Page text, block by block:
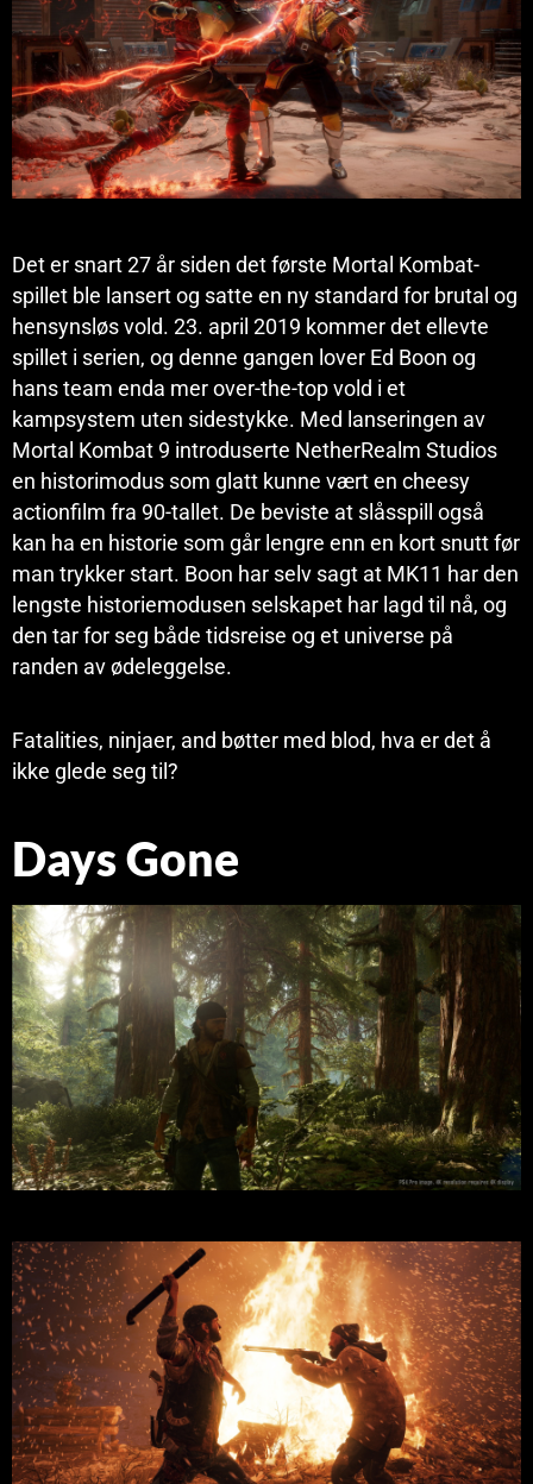
Det er snart 27 år siden det første Mortal Kombat-
spillet ble lansert og satte en ny standard for brutal og
hensynsløs vold. 23. april 2019 kommer det ellevte
spillet i serien, og denne gangen lover Ed Boon og
hans team enda mer over-the-top vold i et
kampsystem uten sidestykke. Med lanseringen av
Mortal Kombat 9 introduserte NetherRealm Studios
en historimodus som glatt kunne vært en cheesy
actionfilm fra 90-tallet. De beviste at slåsspill også
kan ha en historie som går lengre enn en kort snutt før
man trykker start. Boon har selv sagt at MK11 har den
lengste historiemodusen selskapet har lagd til nå, og
den tar for seg både tidsreise og et universe på
randen av ødeleggelse.
Fatalities, ninjaer, and bøtter med blod, hva er det å
ikke glede seg til?
Days Gone